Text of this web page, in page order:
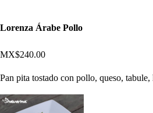
Lorenza Árabe Pollo
MX$240.00
Pan pita tostado con pollo, queso, tabule,